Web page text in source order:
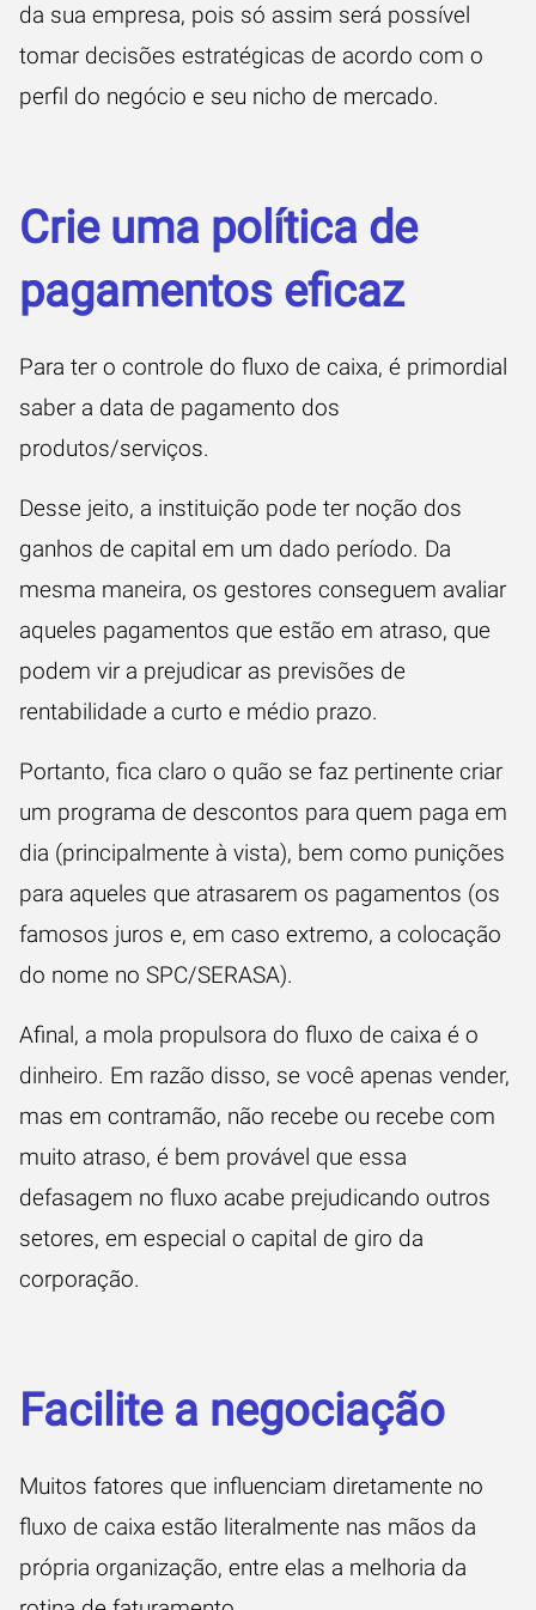
da sua empresa, pois só assim será possível
tomar decisões estratégicas de acordo com o
perfil do negócio e seu nicho de mercado.
Crie uma política de
pagamentos eficaz
Para ter o controle do fluxo de caixa, é primordial
saber a data de pagamento dos
produtos/serviços.
Desse jeito, a instituição pode ter noção dos
ganhos de capital em um dado período. Da
mesma maneira, os gestores conseguem avaliar
aqueles pagamentos que estão em atraso, que
podem vir a prejudicar as previsões de
rentabilidade a curto e médio prazo.
Portanto, fica claro o quão se faz pertinente criar
um programa de descontos para quem paga em
dia (principalmente à vista), bem como punições
para aqueles que atrasarem os pagamentos (os
famosos juros e, em caso extremo, a colocação
do nome no SPC/SERASA).
Afinal, a mola propulsora do fluxo de caixa é o
dinheiro. Em razão disso, se você apenas vender,
mas em contramão, não recebe ou recebe com
muito atraso, é bem provável que essa
defasagem no fluxo acabe prejudicando outros
setores, em especial o capital de giro da
corporação.
Facilite a negociação
Muitos fatores que influenciam diretamente no
fluxo de caixa estão literalmente nas mãos da
própria organização, entre elas a melhoria da